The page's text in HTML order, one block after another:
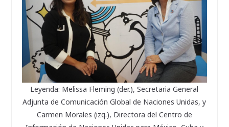
Leyenda: Melissa Fleming (der.), Secretaria General
Adjunta de Comunicación Global de Naciones Unidas, y
Carmen Morales (izq.), Directora del Centro de